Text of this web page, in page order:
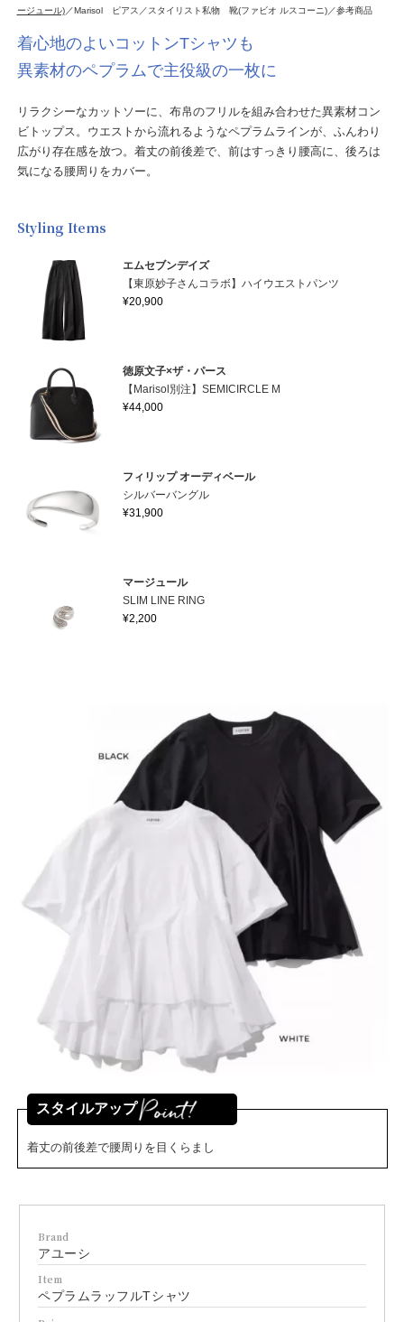
ージュール)／Marisol ピアス／スタイリスト私物 靴(ファビオ ルスコーニ)／参考商品
着心地のよいコットンTシャツも
異素材のペプラムで主役級の一枚に
リラクシーなカットソーに、布帛のフリルを組み合わせた異素材コン
ビトップス。ウエストから流れるようなペプラムラインが、ふんわり
広がり存在感を放つ。着丈の前後差で、前はすっきり腰高に、後ろは
気になる腰周りをカバー。
Styling Items
エムセブンデイズ
【東原妙子さんコラボ】ハイウエストパンツ
¥20,900
徳原文子×ザ・パース
【Marisol別注】SEMICIRCLE M
¥44,000
フィリップ オーディベール
シルバーバングル
¥31,900
マージュール
SLIM LINE RING
¥2,200
スタイルアップ
着丈の前後差で腰周りを目くらまし
Brand
アユーシ
Item
ペプラムラッフルTシャツ